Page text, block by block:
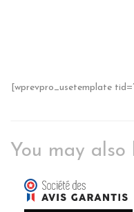
[wprevpro_usetemplate
You may also